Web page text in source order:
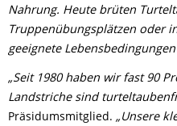
Nahrung. Heute brüten
Truppenübungsplätzen oder
geeignete
„Seit 1980 haben wir fast 90
Landstriche sind
Präsidumsmitglied. „Unsere